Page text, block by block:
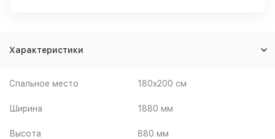
Характеристики
Спальное место 180x200 см
Ширина 1880 мм
Высота 880 мм